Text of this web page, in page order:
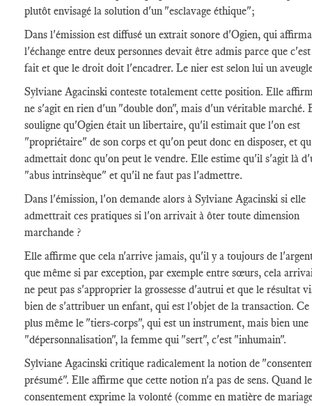
plutôt envisagé la solution d'un "esclavage éthique";
Dans l'émission est diffusé un extrait sonore d'Ogien, qui
l'échange entre deux personnes devait être admis parce que
fait et que le droit doit l'encadrer. Le nier est selon lui un
Sylviane Agacinski conteste totalement cette position. Elle
ne s'agit en rien d'un "double don", mais d'un véritable marché.
souligne qu'Ogien était un libertaire, qu'il estimait que l'on est
"propriétaire" de son corps et qu'on peut donc en disposer, et
admettait donc qu'on peut le vendre. Elle estime qu'il s'agit là
"abus intrinsèque" et qu'il ne faut pas l'admettre.
Dans l'émission, l'on demande alors à Sylviane Agacinski si elle
admettrait ces pratiques si l'on arrivait à ôter toute dimension
marchande ?
Elle affirme que cela n'arrive jamais, qu'il y a toujours de
que même si par exception, par exemple entre sœurs, cela
ne peut pas s'approprier la grossesse d'autrui et que le résultat
bien de s'attribuer un enfant, qui est l'objet de la transaction. Ce
plus même le "tiers-corps", qui est un instrument, mais bien une
"dépersonnalisation", la femme qui "sert", c'est "inhumain".
Sylviane Agacinski critique radicalement la notion de
présumé". Elle affirme que cette notion n'a pas de sens. Quand le
consentement exprime la volonté (comme en matière de